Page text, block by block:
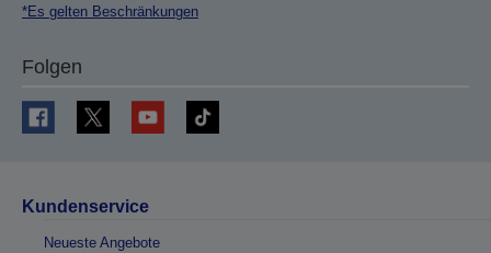
*Es gelten Beschränkungen
Folgen
Kundenservice
Neueste Angebote